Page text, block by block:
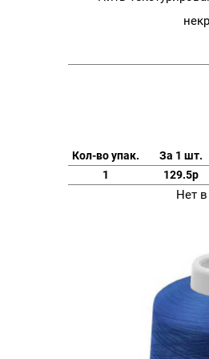
Кол-во упак. За 1 шт.
1
129.5р
Нет